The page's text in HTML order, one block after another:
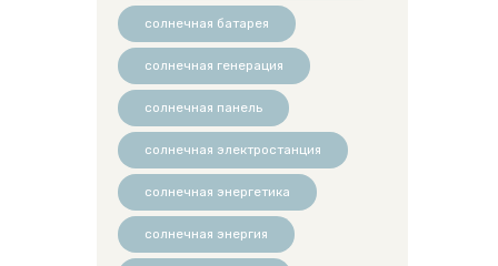
солнечная батарея
солнечная генерация
солнечная панель
солнечная электростанция
солнечная энергетика
солнечная энергия